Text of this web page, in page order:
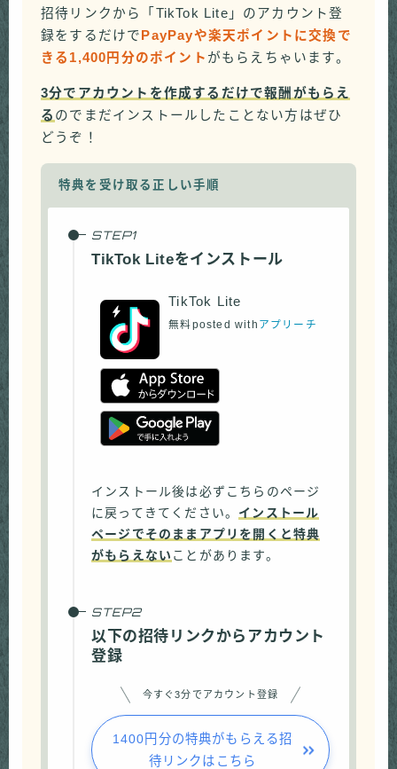
招待リンクから「TikTok Lite」のアカウント登
録をするだけで PayPayや楽天ポイントに交換で
きる1,400円分のポイント がもらえちゃいます。
3分でアカウントを作成するだけで報酬がもらえ
る のでまだインストールしたことない方はぜひ
どうぞ！
特典を受け取る正しい手順
TikTok Liteをインストール
TikTok Lite
無料posted with アプリーチ
インストール後は必ずこちらのページ
に戻ってきてください。 インストール
ページでそのままアプリを開くと特典
がもらえない ことがあります。
以下の招待リンクからアカウント
登録
今すぐ3分でアカウント登録
1400円分の特典がもらえる招
待リンクはこちら